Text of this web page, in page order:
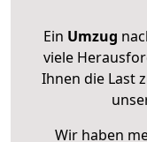
Ein Umzug
viele
Ihnen die Last
Wir haben